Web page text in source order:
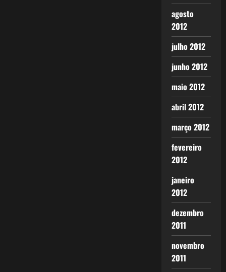
agosto
2012
julho 2012
junho 2012
maio 2012
abril 2012
março 2012
fevereiro
2012
janeiro
2012
dezembro
2011
novembro
2011